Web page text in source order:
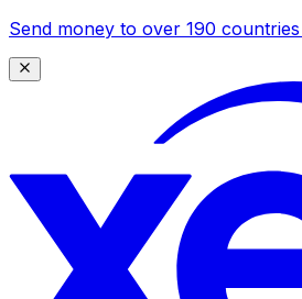
Send money to over 190